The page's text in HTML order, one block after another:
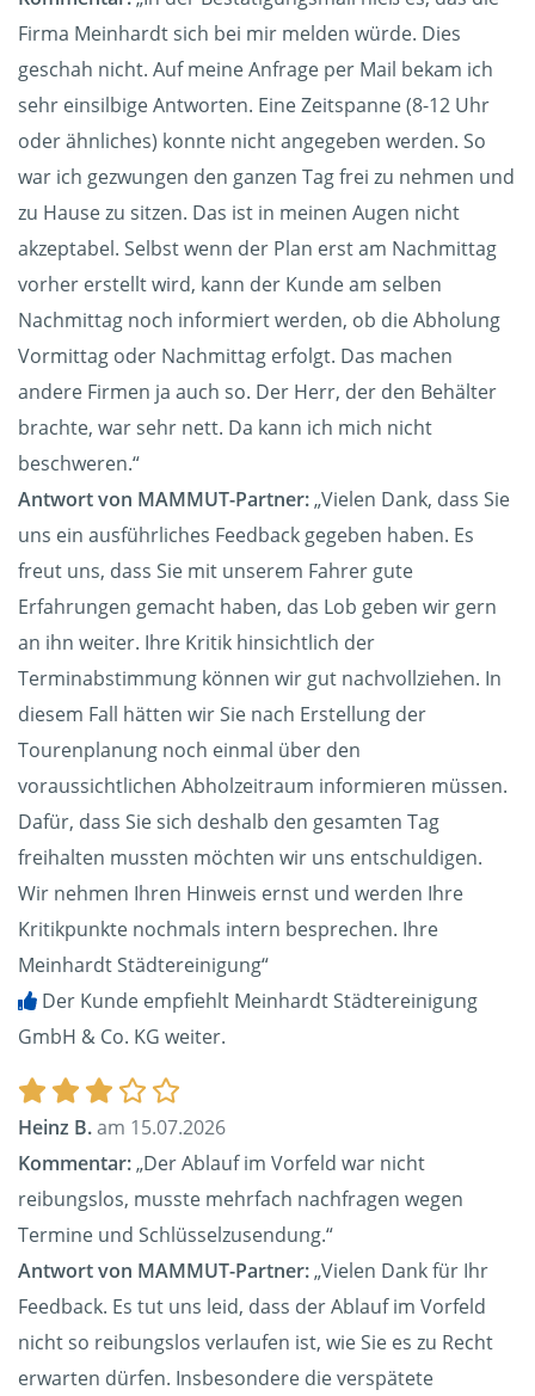
Firma Meinhardt sich bei mir melden würde. Dies
geschah nicht. Auf meine Anfrage per Mail bekam ich
sehr einsilbige Antworten. Eine Zeitspanne (8-12 Uhr
oder ähnliches) konnte nicht angegeben werden. So
war ich gezwungen den ganzen Tag frei zu nehmen und
zu Hause zu sitzen. Das ist in meinen Augen nicht
akzeptabel. Selbst wenn der Plan erst am Nachmittag
vorher erstellt wird, kann der Kunde am selben
Nachmittag noch informiert werden, ob die Abholung
Vormittag oder Nachmittag erfolgt. Das machen
andere Firmen ja auch so. Der Herr, der den Behälter
brachte, war sehr nett. Da kann ich mich nicht
beschweren.“
Antwort von MAMMUT-Partner:„Vielen Dank, dass Sie
uns ein ausführliches Feedback gegeben haben. Es
freut uns, dass Sie mit unserem Fahrer gute
Erfahrungen gemacht haben, das Lob geben wir gern
an ihn weiter. Ihre Kritik hinsichtlich der
Terminabstimmung können wir gut nachvollziehen. In
diesem Fall hätten wir Sie nach Erstellung der
Tourenplanung noch einmal über den
voraussichtlichen Abholzeitraum informieren müssen.
Dafür, dass Sie sich deshalb den gesamten Tag
freihalten mussten möchten wir uns entschuldigen.
Wir nehmen Ihren Hinweis ernst und werden Ihre
Kritikpunkte nochmals intern besprechen. Ihre
Meinhardt Städtereinigung“
Der Kunde empfiehlt Meinhardt Städtereinigung
GmbH & Co. KG weiter.
Heinz B.am 15.07.2026
Kommentar:„Der Ablauf im Vorfeld war nicht
reibungslos, musste mehrfach nachfragen wegen
Termine und Schlüsselzusendung.“
Antwort von MAMMUT-Partner:„Vielen Dank für Ihr
Feedback. Es tut uns leid, dass der Ablauf im Vorfeld
nicht so reibungslos verlaufen ist, wie Sie es zu Recht
erwarten dürfen. Insbesondere die verspätete